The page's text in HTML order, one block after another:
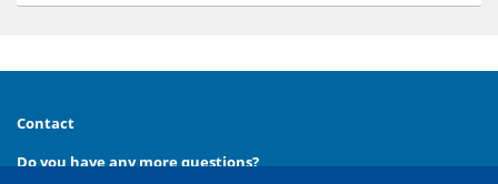
Contact
Do you have any more questions?